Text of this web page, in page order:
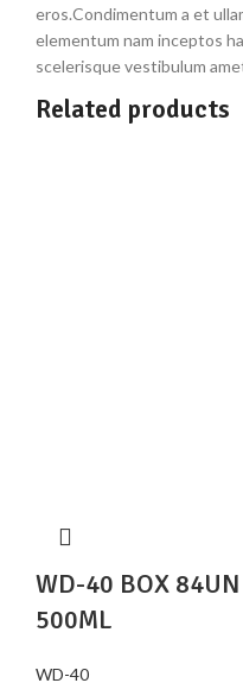
eros.Condimentum a et
elementum nam inceptos
scelerisque vestibulum
Related products
WD-40 BOX 84UN
500ML
WD-40